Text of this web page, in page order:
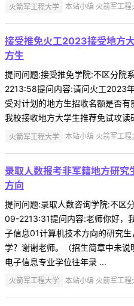
火箭军工程大学 本站小编 火箭军工
接受推免火工2023接受地方
方生
提问问题:接受推免学院:不区分
2213:58提问内容:请问火工2023
受对计划的地方生招收名额是否
我校接收地方大学生推荐免试攻读
火箭军工程大学 本站小编 火箭军工
录取人数报考非军籍地方研
方向
提问问题:录取人数咨询学院:不区
09-2213:31提问内容:老师你好，
子信息01计算机技术方向的研究
学？谢谢老师。（招生简章中未说
电子信息专业学位往年录 ...
火箭军工程大学 本站小编 火箭军工